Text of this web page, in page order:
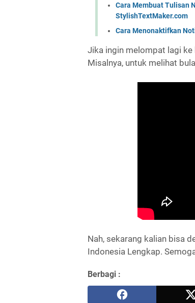
Cara Membuat Tulisan
StylishTextMaker.com
Cara Menonaktifkan
Jika ingin melompat lagi ke
Misalnya, untuk melihat
Nah, sekarang kalian bisa
Indonesia Lengkap.
Berbagi :